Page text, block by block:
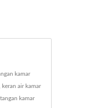
kamar
air kamar
kamar